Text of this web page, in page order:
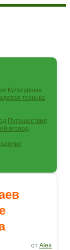
Культурные
техника
Путешествия
огород
от Alex